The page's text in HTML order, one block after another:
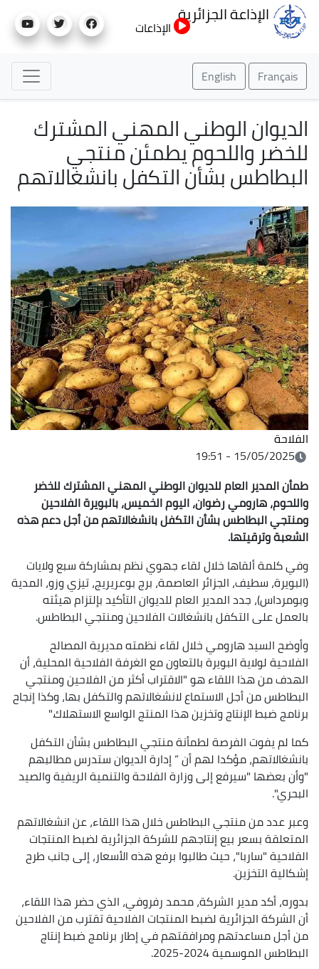
إلى
الإذاعة الجزائرية
الإذاعات
Français
English
الديوان الوطني المهني المشترك
للخضر واللحوم يطمئن منتجي
البطاطس بشأن التكفل بانشغالاتهم
الفلاحة
15/05/2025 - 19:51
طمأن المدير العام للديوان الوطني المهني المشترك للخضر
واللحوم، هارومي رضوان، اليوم الخميس، بالبويرة الفلاحين
ومنتجي البطاطس بشأن التكفل بانشغالاتهم من أجل دعم هذه
الشعبة وترقيتها.
وفي كلمة ألقاها خلال لقاء جهوي نظم بمشاركة سبع ولايات
(البويرة، سطيف، الجزائر العاصمة، برج بوعريريج، تيزي وزو، المدية
وبومرداس)، جدد المدير العام للديوان التأكيد بإلتزام هيئته
بالعمل على التكفل بانشغالات الفلاحين ومنتجي البطاطس.
وأوضح السيد هارومي خلال لقاء نظمته مديرية المصالح
الفلاحية لولاية البويرة بالتعاون مع الغرفة الفلاحية المحلية، أن
الهدف من هذا اللقاء هو "الاقتراب أكثر من الفلاحين ومنتجي
البطاطس من أجل الاستماع لانشغالاتهم والتكفل بها، وكذا إنجاح
برنامج ضبط الإنتاج وتخزين هذا المنتج الواسع الاستهلاك."
كما لم يفوت الفرصة لطمأنة منتجي البطاطس بشأن التكفل
بانشغالاتهم، مؤكدا لهم أن ” إدارة الديوان ستدرس مطالبهم
"وأن بعضها "سيرفع إلى وزارة الفلاحة والتنمية الريفية والصيد
البحري".
وعبر عدد من منتجي البطاطس خلال هذا اللقاء، عن انشغالاتهم
المتعلقة بسعر بيع إنتاجهم للشركة الجزائرية لضبط المنتجات
الفلاحية "ساربا"، حيث طالبوا برفع هذه الأسعار، إلى جانب طرح
إشكالية التخزين.
بدوره، أكد مدير الشركة، محمد رفروفي، الذي حضر هذا اللقاء،
أن الشركة الجزائرية لضبط المنتجات الفلاحية تقترب من الفلاحين
من أجل مساعدتهم ومرافقتهم في إطار برنامج ضبط إنتاج
البطاطس الموسمية 2024-2025.